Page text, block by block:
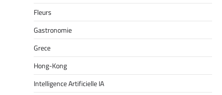
Fleurs
Gastronomie
Grece
Hong-Kong
Intelligence Artificielle IA